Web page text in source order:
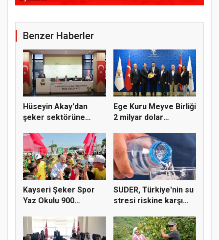
Benzer Haberler
Hüseyin Akay'dan
şeker sektörüne
Ege Kuru Meyve Birliği
2 milyar dolar
Kayseri Şeker Spor
Yaz Okulu 900
SUDER, Türkiye'nin su
stresi riskine karşı